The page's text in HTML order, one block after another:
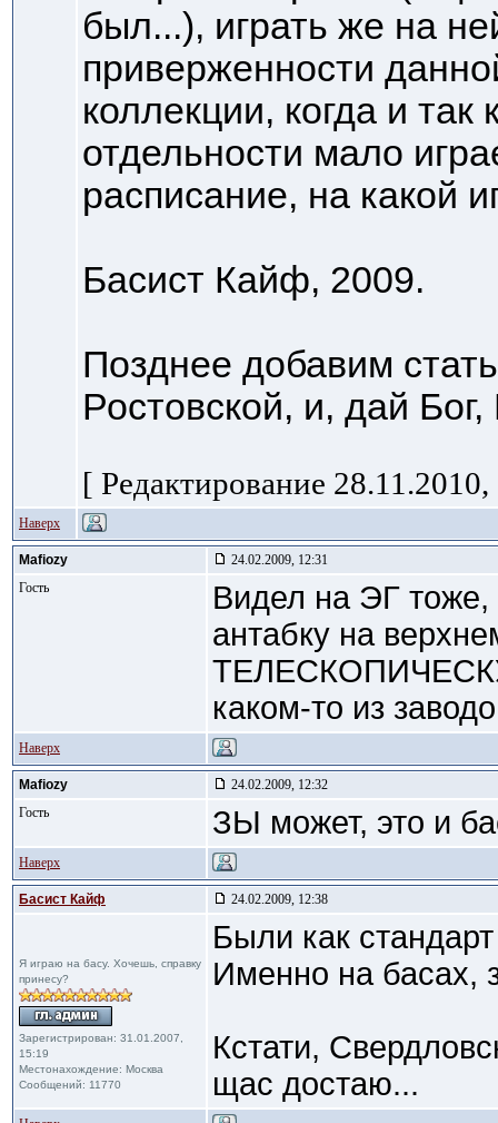
был...), играть же на
приверженности
коллекции, когда и так
отдельности мало
расписание, на какой
Басист Кайф, 2009.
Позднее добавим
Ростовской, и, дай
[ Редактирование
Наверх
Mafiozy
24.02.2009, 12:31
Гость
Видел на ЭГ тоже,
антабку на
каком-то из
Наверх
Mafiozy
24.02.2009, 12:32
Гость
ЗЫ может, это и
Наверх
Басист Кайф 24.02.2009, 12:38
Я играю на басу. Хочешь, справку
принесу?
Зарегистрирован: 31.01.2007,
15:19
Местонахождение: Москва
Сообщений: 11770
Были как
Именно на басах,
Кстати,
щас достаю...